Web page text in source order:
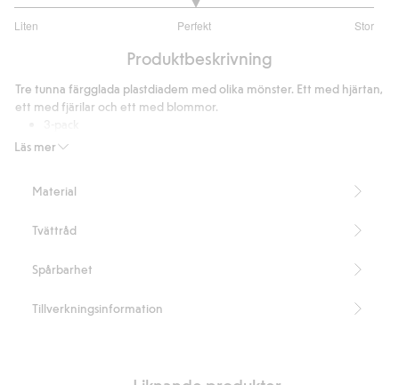
Liten Perfekt Stor
utav
1
betyg
Produktbeskrivning
Läs mer
Tre tunna färgglada plastdiadem med olika mönster. Ett med hjärtan,
ett med fjärilar och ett med blommor.
Innehåller 100% återvunnen plast
Material
Tvättråd
Spårbarhet
Tillverkningsinformation